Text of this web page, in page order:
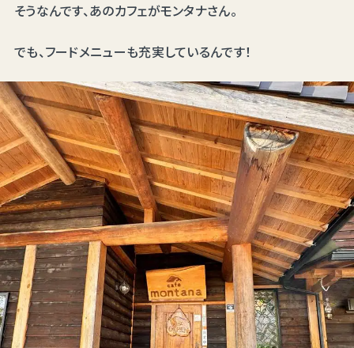
そうなんです、あのカフェがモンタナさん。
でも、フードメニューも充実しているんです！